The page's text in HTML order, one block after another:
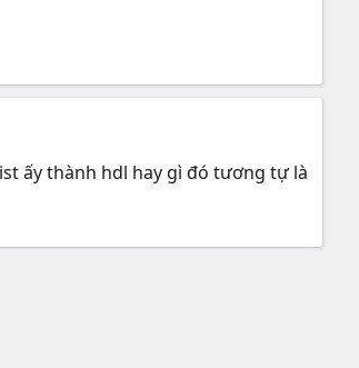
ấy thành hdl hay gì đó tương tự là